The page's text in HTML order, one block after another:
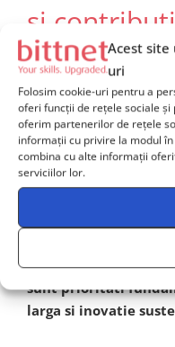
Acest site
uri
Folosim cookie-uri pentru a
oferi funcții de rețele sociale
oferim partenerilor de rețele
informații cu privire la modul
combina cu alte informații
serviciilor lor.
si
Integrarea
deschide drumul
sofisticate pentru era
analisti, traderi,
beneficia de
favorizand
emergente sau a
Taiko se
demonstrand ca
sunt prioritati
larga si inovatie